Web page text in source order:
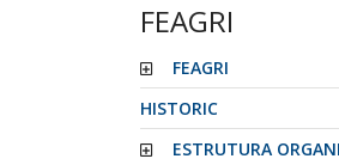
FEAGRI
FEAGRI
HISTORIC
ESTRUTURA